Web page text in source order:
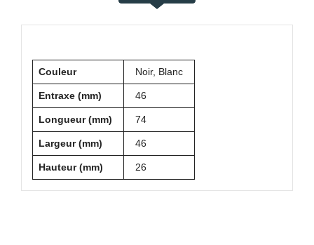
Couleur Noir, Blanc
Entraxe (mm) 46
Longueur (mm) 74
Largeur (mm) 46
Hauteur (mm) 26